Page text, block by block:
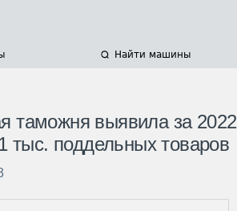
Найти машины
таможня выявила за 2022
тыс. поддельных товаров